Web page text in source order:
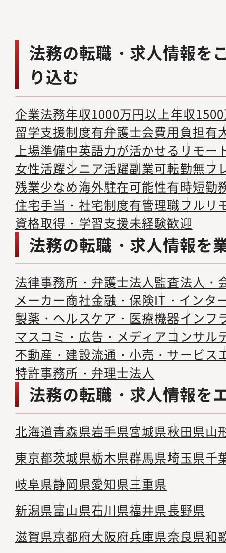
法務の転職・求人情報を
り込む
企業法務年収1000万円以上年収
留学支援制度有弁護士会費用負担有
上場準備中英語力が活かせる リモー
女性活躍シニア活躍副業可転勤無フ
残業少なめ海外駐在可能性有時短勤
住宅手当・社宅制度有管理職フルリ
資格取得・学習支援未経験歓迎
法務の転職・求人情報を
法律事務所・弁護士法人監査法人・
メーカー商社金融・保険IT・インタ
製薬・ヘルスケア・医療機器インフ
マスコミ・広告・メディアコンサル
不動産・建設流通・小売・サービス
特許事務所・弁理士法人
法務の転職・求人情報を
北海道青森県岩手県宮城県秋田県山
東京都茨城県栃木県群馬県埼玉県千
岐阜県静岡県愛知県三重県
新潟県富山県石川県福井県長野県
滋賀県京都府大阪府兵庫県奈良県和